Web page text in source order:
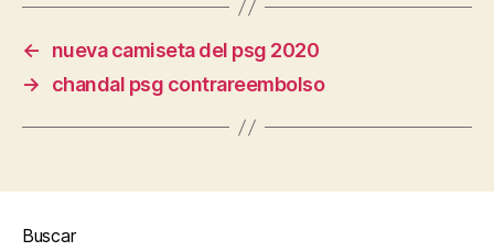
←
nueva camiseta del psg 2020
→
chandal psg contrareembolso
Buscar